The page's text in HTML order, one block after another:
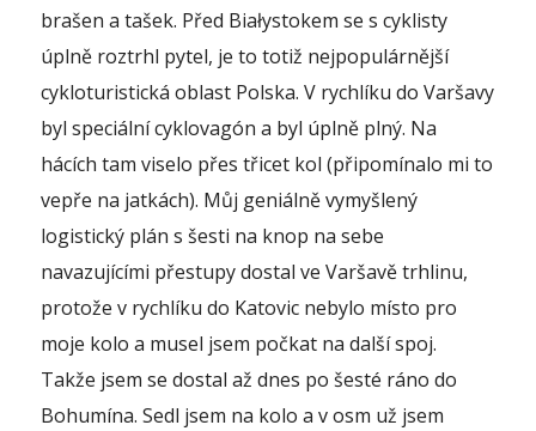
brašen a tašek. Před Białystokem se s cyklisty
úplně roztrhl pytel, je to totiž nejpopulárnější
cykloturistická oblast Polska. V rychlíku do Varšavy
byl speciální cyklovagón a byl úplně plný. Na
hácích tam viselo přes třicet kol (připomínalo mi to
vepře na jatkách). Můj geniálně vymyšlený
logistický plán s šesti na knop na sebe
navazujícími přestupy dostal ve Varšavě trhlinu,
protože v rychlíku do Katovic nebylo místo pro
moje kolo a musel jsem počkat na další spoj.
Takže jsem se dostal až dnes po šesté ráno do
Bohumína. Sedl jsem na kolo a v osm už jsem